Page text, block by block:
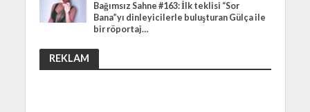
Bağımsız Sahne #163: İlk teklisi “Sor
Bana”yı dinleyicilerle buluşturan Gülça ile
bir röportaj…
REKLAM